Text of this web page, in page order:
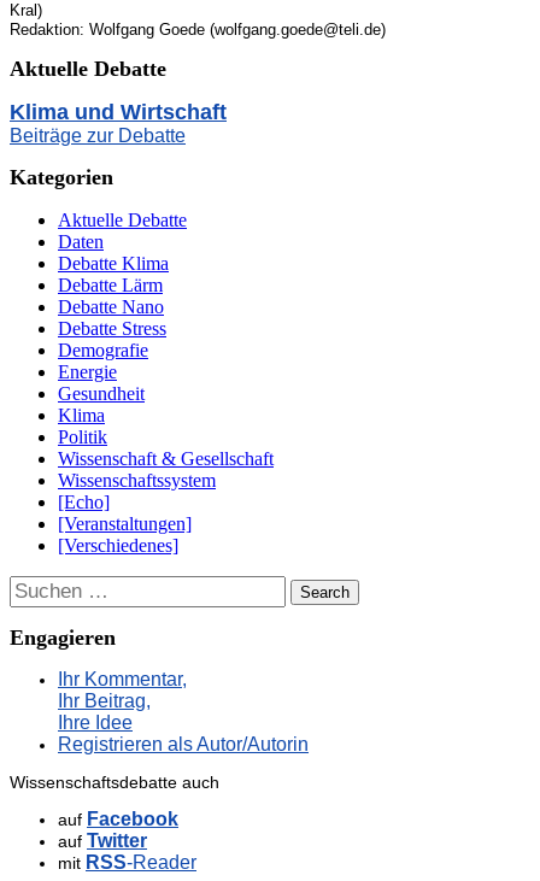
Kral)
Redaktion: Wolfgang Goede (wolfgang.goede@teli.de)
Aktuelle Debatte
Klima und Wirtschaft
Beiträge zur Debatte
Kategorien
Aktuelle Debatte
Daten
Debatte Klima
Debatte Lärm
Debatte Nano
Debatte Stress
Demografie
Energie
Gesundheit
Klima
Politik
Wissenschaft & Gesellschaft
Wissenschaftssystem
[Echo]
[Veranstaltungen]
[Verschiedenes]
Suchen
Engagieren
Ihr Kommentar,
Ihr Beitrag,
Ihre Idee
Registrieren als Autor/Autorin
Wissenschaftsdebatte auch
auf Facebook
auf Twitter
mit RSS-Reader